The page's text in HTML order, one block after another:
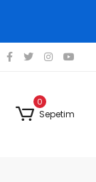
0
Sepetim